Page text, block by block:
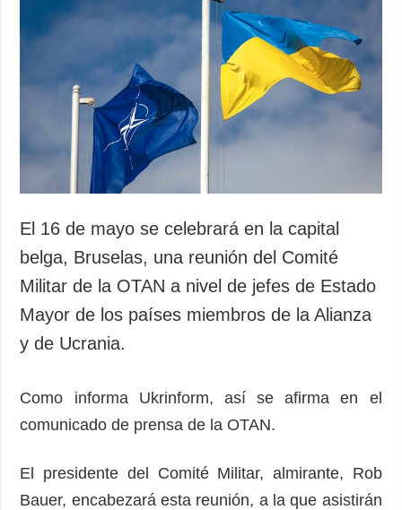
Economía
Sociedad y
Cultura
Deportes
Crimen
Desastres y
servicios
Política de
privacidad y
protección de
datos personales
ADICIONAL
Podcasts
Publicaciones
Entrevistas
Video
Releases
SERVICIOS
Suscripción
Banco de
imágenes
El 16 de mayo se celebrará en la capital
belga, Bruselas, una reunión del Comité
Militar de la OTAN a nivel de jefes de Estado
Mayor de los países miembros de la Alianza
y de Ucrania.
Como informa Ukrinform, así se afirma en el
comunicado de prensa de la OTAN.
El presidente del Comité Militar, almirante, Rob
Bauer, encabezará esta reunión, a la que asistirán